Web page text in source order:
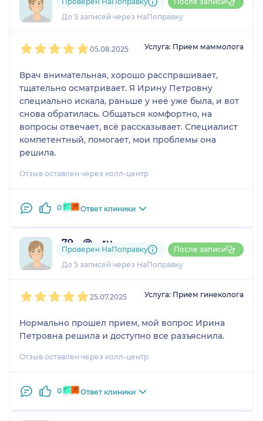
1 отзыв
До 5 записей через НаПоправку
05.08.2025 Услуга: Прием маммолога
Врач внимательная, хорошо расспрашивает,
тщательно осматривает. Я Ирину Петровну
специально искала, раньше у неё уже была, и вот
снова обратилась. Общаться комфортно, на
вопросы отвечает, всё рассказывает. Специалист
компетентный, помогает, мои проблемы она
решила.
Отзыв оставлен через колл-центр
0 Ответ клиники
79....@....ru
1 отзыви1 оценка
До 5 записей через НаПоправку
Проверен НаПоправку После записи
25.07.2025 Услуга: Прием гинеколога
Нормально прошел прием, мой вопрос Ирина
Петровна решила и доступно все разъяснила.
Отзыв оставлен через колл-центр
0 Ответ клиники